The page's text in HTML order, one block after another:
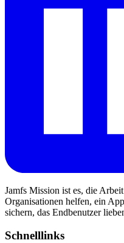
Jamfs Mission ist es, die
Organisationen helfen, ein
sichern, das Endbenutzer
Schnelllinks